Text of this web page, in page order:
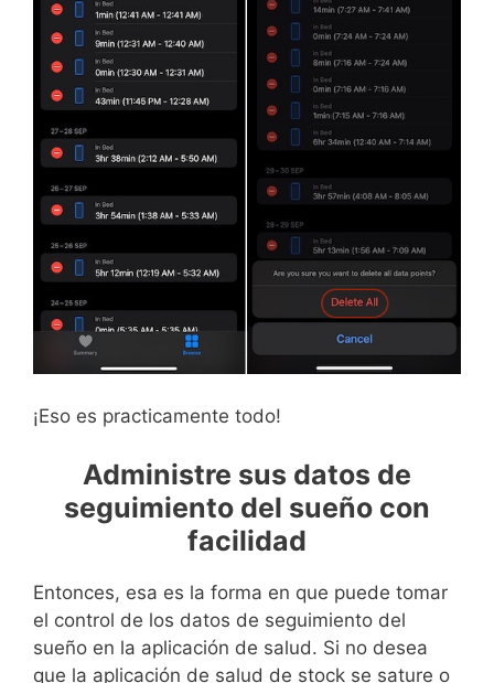
¡Eso es practicamente todo!
Administre sus datos de
seguimiento del sueño con
facilidad
Entonces, esa es la forma en que puede tomar
el control de los datos de seguimiento del
sueño en la aplicación de salud. Si no desea
que la aplicación de salud de stock se sature o